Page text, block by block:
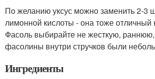
По желанию уксус можно заменить 2-3
лимонной кислоты - она тоже отличный
Фасоль выбирайте не жесткую,
фасолины внутри стручков были
Ингредиенты